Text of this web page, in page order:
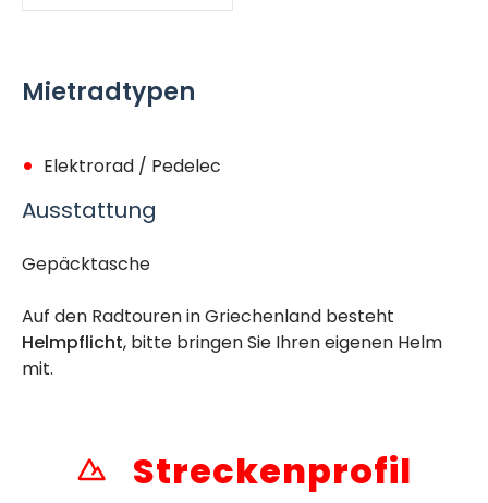
Mietradtypen
Elektrorad / Pedelec
Ausstattung
Gepäcktasche
Auf den Radtouren in Griechenland besteht
Helmpflicht, bitte bringen Sie Ihren eigenen Helm
mit.
Streckenprofil